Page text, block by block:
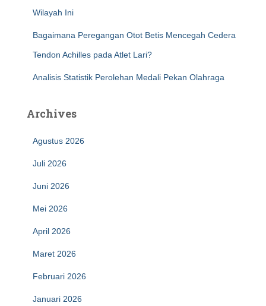
Wilayah Ini
Bagaimana Peregangan Otot Betis Mencegah Cedera
Tendon Achilles pada Atlet Lari?
Analisis Statistik Perolehan Medali Pekan Olahraga
Archives
Agustus 2026
Juli 2026
Juni 2026
Mei 2026
April 2026
Maret 2026
Februari 2026
Januari 2026